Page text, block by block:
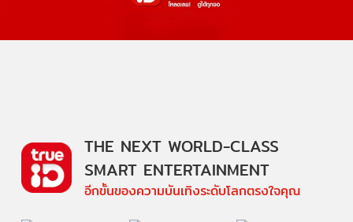
THE NEXT WORLD-CLASS
SMART ENTERTAINMENT
อีกขั้นของความบันเทิงระดับโลกตรงใจคุณ